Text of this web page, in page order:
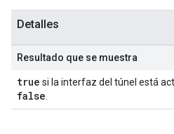
Detalles
Resultado que se muestra
true si la interfaz del túnel está
false